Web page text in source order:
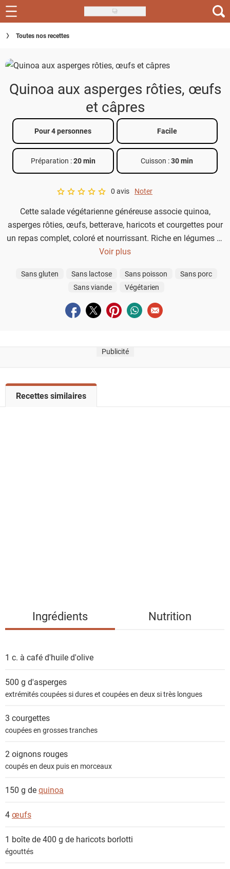
Skip
to
main
Recettes
Inspirations
Actus
Téléchargez l'app Saveurs Recettes
Index des recettes
Toutes nos recettes
Quinoa aux asperges rôties, œufs
et câpres
Pour 4 personnes Facile
Préparation :20 min Cuisson :30 min
A star rating of 0 out of 5.
0 avis Noter
Cette salade végétarienne généreuse associe quinoa,
asperges rôties, œufs, betterave, haricots et courgettes pour
un repas complet, coloré et nourrissant. Riche en légumes et
en protéines, elle vous aide facilement à atteindre vos cinq
Voir plus
Sans gluten Sans lactose Sans poisson
Sans porc
Sans viande
Végétarien
Partager sur facebook
Partager sur twitter
Partager sur pinterest
Partager sur whatsapp
Envoyer à un ami
Publicité
o
s
Recettes similaires
Ingrédients Nutrition
1 c. à caféd'huile d'olive
500 g d'asperges
extrémités coupées si dures et coupées en deux si très longues
3 courgettes
coupées en grosses tranches
2 oignons rouges
coupés en deux puis en morceaux
150 g dequinoa
4œufs
1 boîte de 400 g de haricots borlotti
égouttés